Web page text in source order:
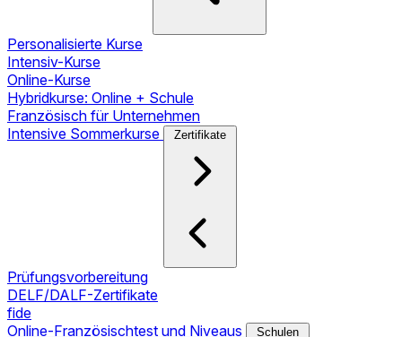
Personalisierte Kurse
Intensiv-Kurse
Online-Kurse
Hybridkurse: Online + Schule
Französisch für Unternehmen
Intensive Sommerkurse
Zertifikate
Prüfungsvorbereitung
DELF/DALF-Zertifikate
fide
Online-Französischtest und Niveaus
Schulen